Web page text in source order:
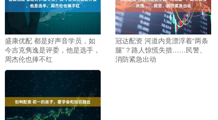
盛康优配 都是好声音学员，如
今吉克隽逸是评委，他是选手，
周杰伦也捧不红
冠达配资 河道内竟漂浮着“两条
腿”？路人惊慌失措……民警、
消防紧急出动